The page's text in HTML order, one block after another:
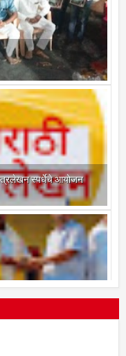
स्पर्धेचे आयोजन
सत्कार